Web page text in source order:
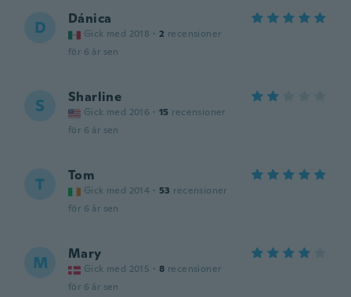
D Dánica
Gick med 2018 · 2 recensioner
för 6 år sen
S Sharline
Gick med 2016 · 15 recensioner
för 6 år sen
T Tom
Gick med 2014 · 53 recensioner
för 6 år sen
M Mary
Gick med 2015 · 8 recensioner
för 6 år sen